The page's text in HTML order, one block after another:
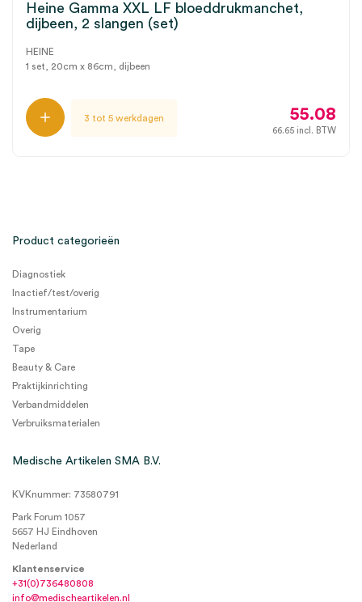
Heine Gamma XXL LF bloeddrukmanchet,
dijbeen, 2 slangen (set)
HEINE
1 set, 20cm x 86cm, dijbeen
3 tot 5 werkdagen 55.08
66.65 incl. BTW
Product categorieën
Diagnostiek
Inactief/test/overig
Instrumentarium
Overig
Tape
Beauty & Care
Praktijkinrichting
Verbandmiddelen
Verbruiksmaterialen
Medische Artikelen SMA B.V.
KVKnummer: 73580791
Park Forum 1057
5657 HJ Eindhoven
Nederland
Klantenservice
+31(0)736480808
info@medischeartikelen.nl